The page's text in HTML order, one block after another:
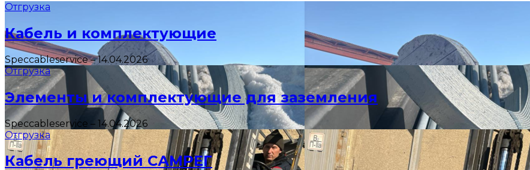
Отгрузка
Кабель и комплектующие
Speccableservice–14.04.2026
Отгрузка
Элементы и комплектующие для заземления
Speccableservice – 14.04.2026
Отгрузка
Кабель греющий САМРЕГ